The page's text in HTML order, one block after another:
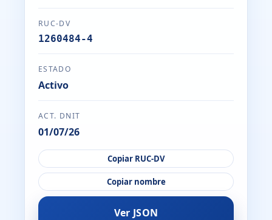
RUC-DV
1260484-4
ESTADO
Activo
ACT. DNIT
01/07/26
Copiar RUC-DV
Copiar nombre
Ver JSON